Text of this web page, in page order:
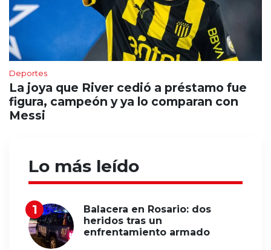
Deportes
La joya que River cedió a préstamo fue
figura, campeón y ya lo comparan con
Messi
Lo más leído
Balacera en Rosario: dos
heridos tras un
enfrentamiento armado